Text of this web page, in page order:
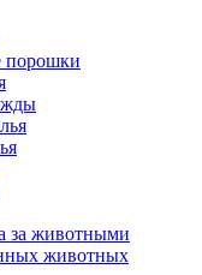
порошки
за животными
животных